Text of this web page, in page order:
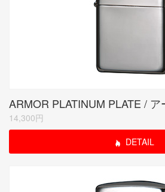
14,300円
DETAIL